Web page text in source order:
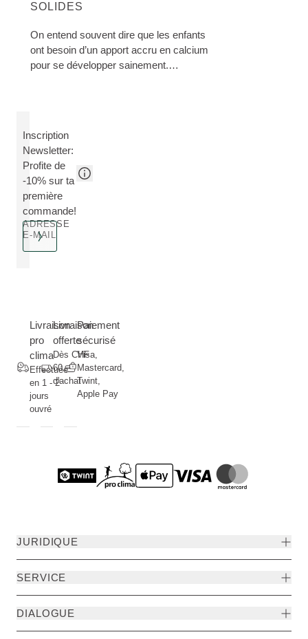
SOLIDES
On entend souvent dire que les enfants
ont besoin d’un apport accru en calcium
pour se développer sainement.
Inscription
Newsletter:
Profite de
-10% sur ta
première
commande!
ADRESSE
E-MAIL
Livraison
pro
clima
Effectuée
en 1 - 2
jours
ouvré
Livraison
offerte
Dès CHF
60.--
d'achat
Paiement
sécurisé
Visa,
Mastercard,
Twint,
Apple Pay
JURIDIQUE
SERVICE
DIALOGUE